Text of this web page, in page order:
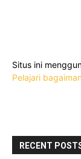
Situs ini
Pelajari
RECENT